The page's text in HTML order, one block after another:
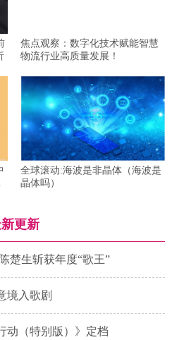
焦点观察：数字化技术赋能智慧
物流行业高质量发展！
全球滚动:海波是非晶体（海波是
晶体吗）
更新
楚生斩获年度“歌王”
境入歌剧
动（特别版）》定档